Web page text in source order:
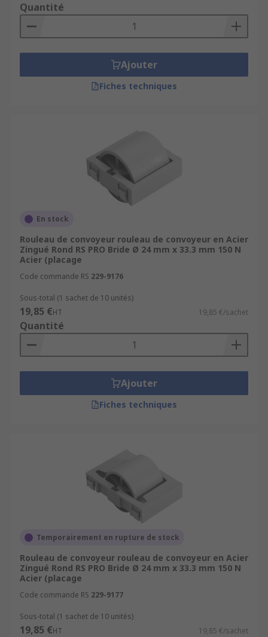
Quantité
Ajouter
Fiches techniques
En stock
Rouleau de convoyeur rouleau de convoyeur en Acier
Zingué Rond RS PRO Bride Ø 24 mm x 33.3 mm 150 N
Acier (placage
Code commande RS 229-9176
Sous-total (1 sachet de 10 unités)
19,85 €HT 19,85 €/sachet
Quantité
Ajouter
Fiches techniques
Temporairement en rupture de stock
Rouleau de convoyeur rouleau de convoyeur en Acier
Zingué Rond RS PRO Bride Ø 24 mm x 33.3 mm 150 N
Acier (placage
Code commande RS 229-9177
Sous-total (1 sachet de 10 unités)
19,85 €HT 19,85 €/sachet